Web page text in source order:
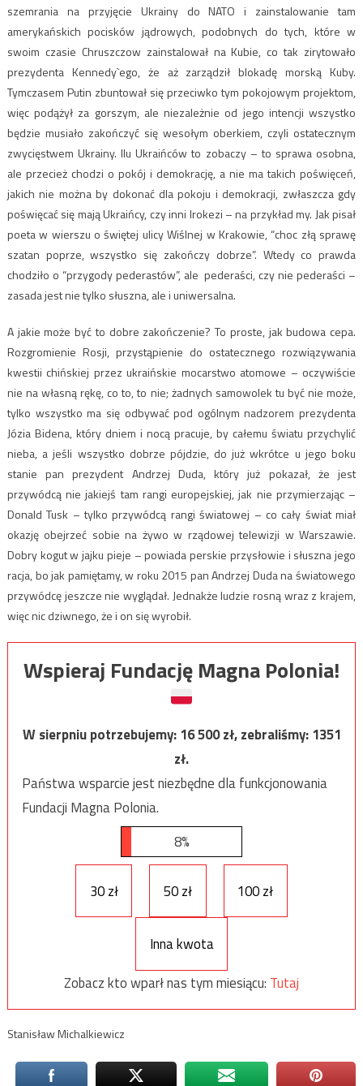
szemrania na przyjęcie Ukrainy do NATO i zainstalowanie tam
amerykańskich pocisków jądrowych, podobnych do tych, które w
swoim czasie Chruszczow zainstalował na Kubie, co tak zirytowało
prezydenta Kennedy`ego, że aż zarządził blokadę morską Kuby.
Tymczasem Putin zbuntował się przeciwko tym pokojowym projektom,
więc podążył za gorszym, ale niezależnie od jego intencji wszystko
będzie musiało zakończyć się wesołym oberkiem, czyli ostatecznym
zwycięstwem Ukrainy. Ilu Ukraińców to zobaczy – to sprawa osobna,
ale przecież chodzi o pokój i demokrację, a nie ma takich poświęceń,
jakich nie można by dokonać dla pokoju i demokracji, zwłaszcza gdy
poświęcać się mają Ukraińcy, czy inni Irokezi – na przykład my. Jak pisał
poeta w wierszu o świętej ulicy Wiślnej w Krakowie, “choc złą sprawę
szatan poprze, wszystko się zakończy dobrze”. Wtedy co prawda
chodziło o “przygody pederastów”, ale pederaści, czy nie pederaści –
zasada jest nie tylko słuszna, ale i uniwersalna.
A jakie może być to dobre zakończenie? To proste, jak budowa cepa.
Rozgromienie Rosji, przystąpienie do ostatecznego rozwiązywania
kwestii chińskiej przez ukraińskie mocarstwo atomowe – oczywiście
nie na własną rękę, co to, to nie; żadnych samowolek tu być nie może,
tylko wszystko ma się odbywać pod ogólnym nadzorem prezydenta
Józia Bidena, który dniem i nocą pracuje, by całemu światu przychylić
nieba, a jeśli wszystko dobrze pójdzie, do już wkrótce u jego boku
stanie pan prezydent Andrzej Duda, który już pokazał, że jest
przywódcą nie jakiejś tam rangi europejskiej, jak nie przymierzając –
Donald Tusk – tylko przywódcą rangi światowej – co cały świat miał
okazję obejrzeć sobie na żywo w rządowej telewizji w Warszawie.
Dobry kogut w jajku pieje – powiada perskie przysłowie i słuszna jego
racja, bo jak pamiętamy, w roku 2015 pan Andrzej Duda na światowego
przywódcę jeszcze nie wyglądał. Jednakże ludzie rosną wraz z krajem,
więc nic dziwnego, że i on się wyrobił.
Wspieraj Fundację Magna Polonia!
W sierpniu potrzebujemy:16 500zł, zebraliśmy:1351
zł.
Państwa wsparcie jest niezbędne dla funkcjonowania
Fundacji Magna Polonia.
8%
30 zł 50 zł 100 zł
Inna kwota
Zobacz kto wparł nas tym miesiącu: Tutaj
Stanisław Michalkiewicz